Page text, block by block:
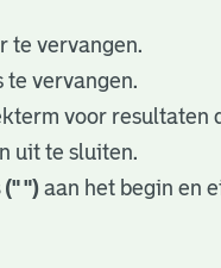
te vervangen.
te vervangen.
voor resultaten
uit te sluiten.
") aan het begin en